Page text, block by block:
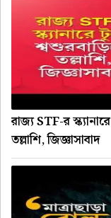
রাজ্য STF-র
তল্লাশি, জিজ্ঞাসাবাদ